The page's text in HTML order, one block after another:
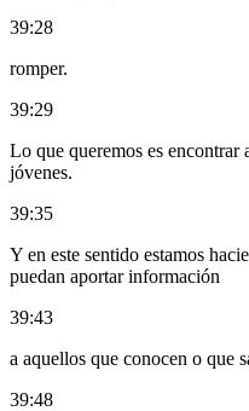
39:28
romper.
39:29
Lo que queremos es
jóvenes.
39:35
Y en este sentido estamos
puedan aportar información
39:43
a aquellos que conocen o que
39:48